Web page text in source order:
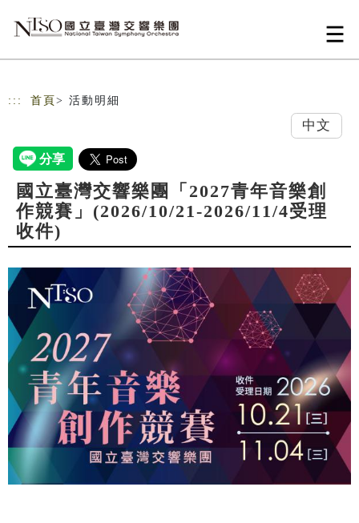
::: 首頁 > 活動明細
中文
國立臺灣交響樂團「2027青年音樂創
作競賽」(2026/10/21-2026/11/4受理
收件)